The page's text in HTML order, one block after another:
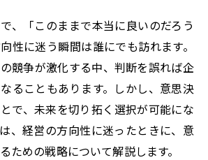
、「このままで本当に良いのだろう
性に迷う瞬間は誰にでも訪れます。
競争が激化する中、判断を誤れば企
ることもあります。しかし、意思決
で、未来を切り拓く選択が可能にな
、経営の方向性に迷ったときに、意
ための戦略について解説します。